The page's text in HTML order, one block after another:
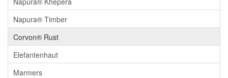
Napura® Timber
Corvon® Rust
Elefantenhaut
Marmers